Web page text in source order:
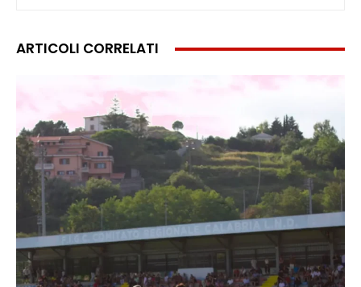
ARTICOLI CORRELATI